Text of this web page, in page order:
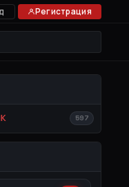
Регистрация
597